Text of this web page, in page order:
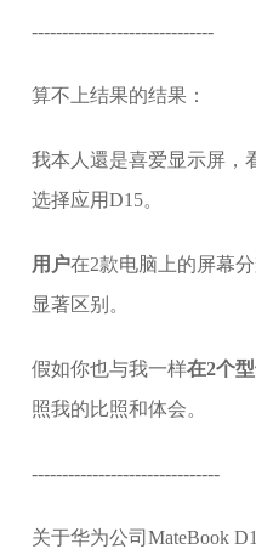
------------------------------
算不上结果的结果：
我本人還是喜爱显示屏，
选择应用D15。
用户在2款电脑上的屏幕
显著区别。
假如你也与我一样在2个
照我的比照和体会。
-------------------------------
关于华为公司MateBook